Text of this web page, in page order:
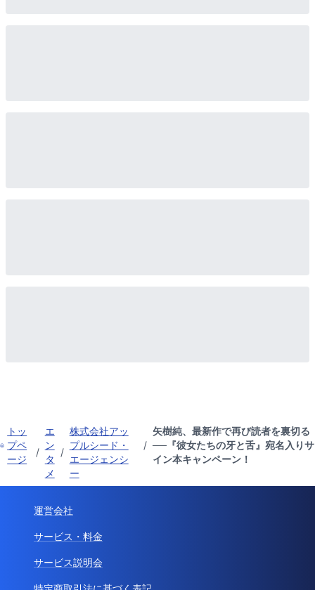
トッ
プペ
ージ
/
エ
ン
タ
メ
/
株式会社アッ
プルシード・
エージェンシ
ー
/
矢樹純、最新作で再び読者を裏切る
──『彼女たちの牙と舌』宛名入りサ
イン本キャンペーン！
運営会社
サービス・料金
サービス説明会